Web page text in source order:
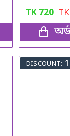
TK 720
DISCOUNT: